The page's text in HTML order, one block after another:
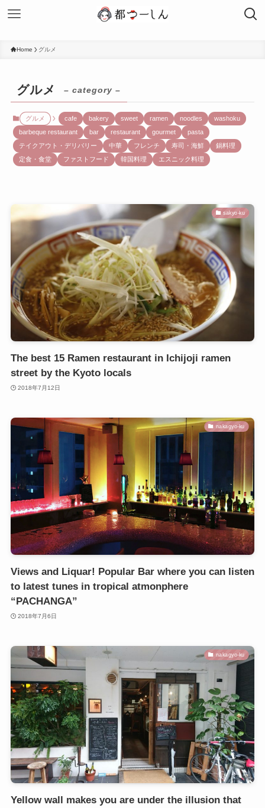
Home グルメ
グルメ – category –
グルメ cafe bakery sweet ramen noodles
washoku
barbeque restaurant
bar restaurant gourmet
pasta
テイクアウト・デリバリー
中華 フレンチ 寿司・海鮮
鍋料理
定食・食堂
ファストフード 韓国料理 エスニック料理
sakyo-ku
The best 15 Ramen restaurant in Ichijoji ramen
street by the Kyoto locals
2018年7月12日
nakagyo-ku
Views and Liquar! Popular Bar where you can listen
to latest tunes in tropical atmonphere
“PACHANGA”
2018年7月6日
nakagyo-ku
Yellow wall makes you are under the illusion that